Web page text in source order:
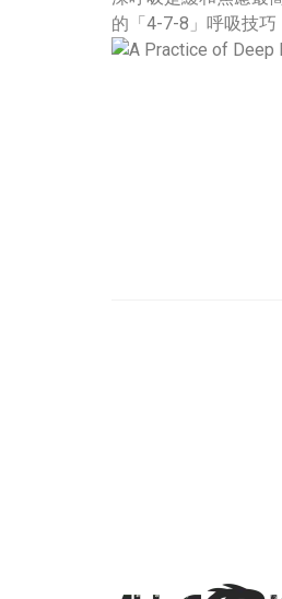
的「4-7-8」呼吸技巧